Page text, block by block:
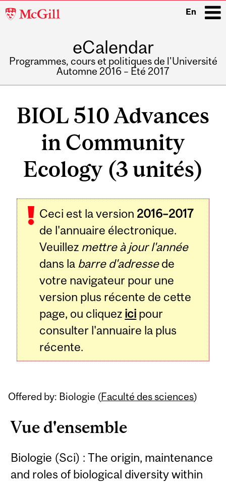
McGill
En
eCalendar
Programmes, cours et politiques de l'Université
Automne 2016 – Été 2017
BIOL 510 Advances
in Community
Ecology (3 unités)
Ceci est la version 2016–2017
de l'annuaire électronique.
Veuillez mettre à jour l'année
dans la barre d'adressede
votre navigateur pour une
version plus récente de cette
page, ou cliquez ici pour
consulter l'annuaire la plus
récente.
Offered by: Biologie (Faculté des sciences)
Vue d'ensemble
Biologie (Sci) : The origin, maintenance
and roles of biological diversity within